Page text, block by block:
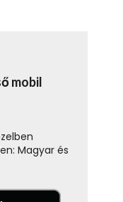
mobil
Magyar és